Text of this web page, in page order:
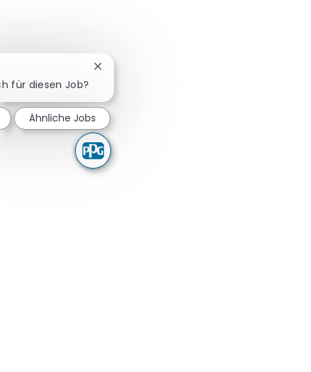
für diesen Job?
Chatbot-Benachrichtigung schließen
Ähnliche Jobs